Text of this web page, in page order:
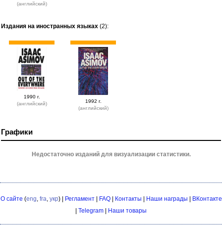
(английский)
Издания на иностранных языках (2):
1990 г.
(английский)
1992 г.
(английский)
Графики
Недостаточно изданий для визуализации статистики.
О сайте (eng, fra, укр) | Регламент| FAQ| Контакты Наши награды
ВКонтакте
Telegram Наши товары